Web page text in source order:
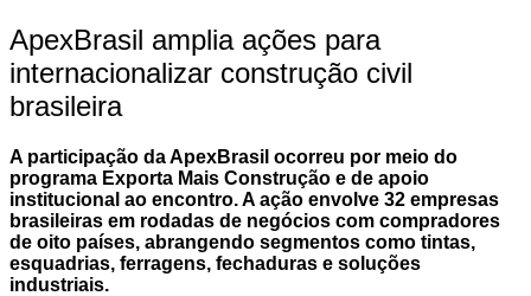
ApexBrasil amplia ações para
internacionalizar construção civil
brasileira
A participação da ApexBrasil ocorreu por meio do
programa Exporta Mais Construção e de apoio
institucional ao encontro. A ação envolve 32 empresas
brasileiras em rodadas de negócios com compradores
de oito países, abrangendo segmentos como tintas,
esquadrias, ferragens, fechaduras e soluções
industriais.